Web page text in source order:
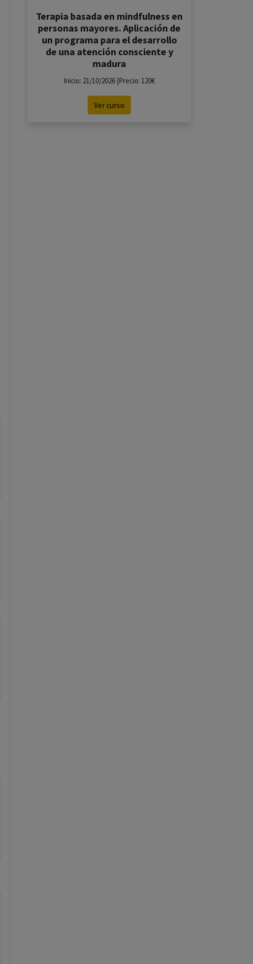
Terapia basada en mindfulness en
personas mayores. Aplicación de
un programa para el desarrollo
de una atención consciente y
madura
Inicio: 21/10/2026 |Precio: 120€
Ver curso